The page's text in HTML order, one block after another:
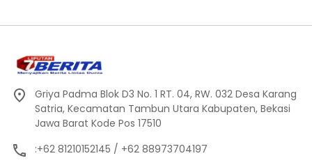
Griya Padma Blok D3 No. 1 RT. 04, RW. 032 Desa Karang
Satria, Kecamatan Tambun Utara Kabupaten, Bekasi
Jawa Barat Kode Pos 17510
:+62 81210152145 / +62 88973704197